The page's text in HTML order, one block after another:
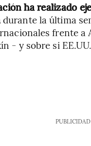
ha realizado
durante la última
frente
- y sobre si
PUBLICIDAD